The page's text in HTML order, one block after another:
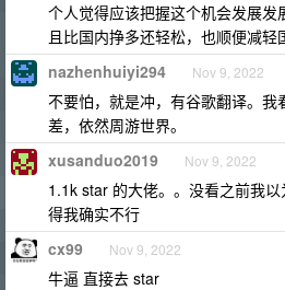
个人觉得应该把握这个机会发展
且比国内挣多还轻松，也顺便减轻
nazhenhuiyi294 Nov 9, 2022
不要怕，就是冲，有谷歌翻译。
差，依然周游世界。
xusanduo2019 Nov 9, 2022
1.1k star 的大佬。。没看之前我
得我确实不行
cx99 Nov 9, 2022
牛逼 直接去 star